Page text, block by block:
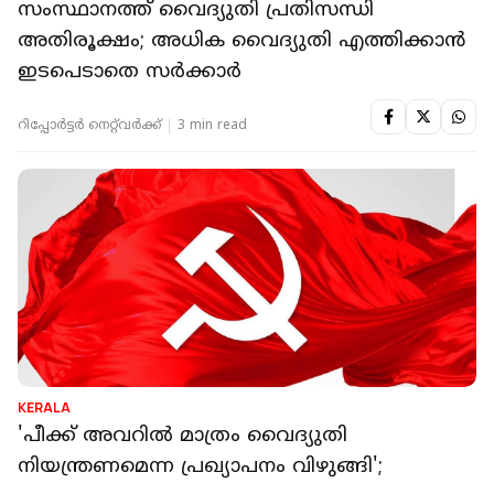
സംസ്ഥാനത്ത് വൈദ്യുതി പ്രതിസന്ധി
അതിരൂക്ഷം; അധിക വൈദ്യുതി എത്തിക്കാന്‍
ഇടപെടാതെ സര്‍ക്കാര്‍
റിപ്പോർട്ടർ നെറ്റ്‌വര്‍ക്ക്‌ 3 min read
KERALA
'പീക്ക് അവറില്‍ മാത്രം വൈദ്യുതി
നിയന്ത്രണമെന്ന പ്രഖ്യാപനം വിഴുങ്ങി';